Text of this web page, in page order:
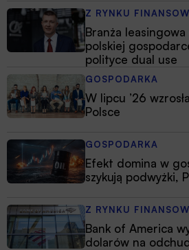
Z RYNKU
Branża
polskiej
polityce dual use
GOSPODARKA
W lipcu ’26
Polsce
GOSPODARKA
Efekt domina w
szykują podwyżki,
Z RYNKU
Bank of America
dolarów na